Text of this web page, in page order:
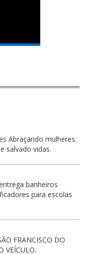
Abraçando mulheres
salvado vidas.
banheiros
para escolas
FRANCISCO DO
VEÍCULO.